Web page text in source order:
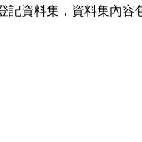
記資料集，資料集內